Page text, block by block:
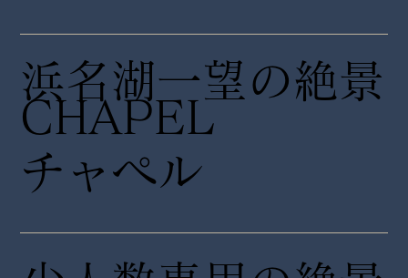
浜名湖一望の絶景
チャペル
CHAPEL